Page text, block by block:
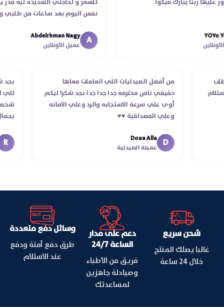
ربنا يبارك فيكوا
للسعر و لحاجتي الشديده ليه قدر
نفس اليوم بعد ساعات من طلبي و
انتهاء موعد عمله ..فضل يتابع معايا
استلمت ..شكرا جزيلا ليكم
Abdelrhman Nagy
عميل الأونلاين
الطلب
استلام
من أفضل الصيدليات اللي اتعاملت معاها
حقيقي ناس محترمه جدا جدا جدا بجد شكرا ليكم
أوي علي سرعة الاستجابه والرد وعلي الامانه
وعلي المصداقية ♥️♥️‏
D
Doaa Alla
عميلة الصيدلية
شحن سريع
غالبا يصلك المنتج
خلال 24 ساعة
دعم على مدار
الساعة 24/7
فريق من الأطباء
وصيادلة جاهزين
لمساعدتك
وسائل دفع متعددة
طرق دفع آمنة ودفع
عند الاستلام